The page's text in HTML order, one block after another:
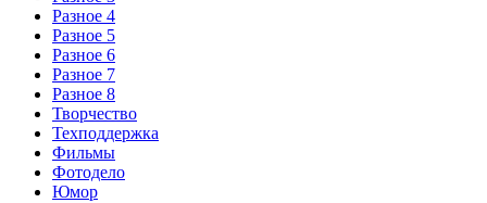
Разное 4
Разное 5
Разное 6
Разное 7
Разное 8
Творчество
Техподдержка
Фильмы
Фотодело
Юмор